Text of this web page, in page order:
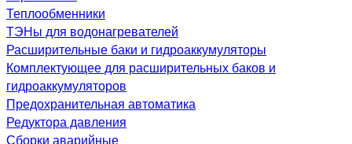
Теплообменники
ТЭНы для водонагревателей
Расширительные баки и гидроаккумуляторы
Комплектующее для расширительных баков и
гидроаккумуляторов
Предохранительная автоматика
Редуктора давления
Сборки аварийные